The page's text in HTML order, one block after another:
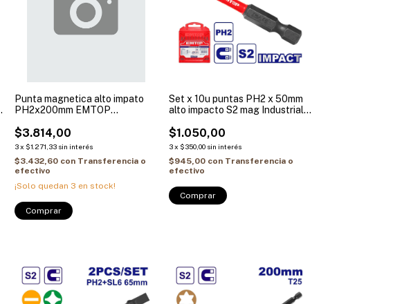
Punta magnetica alto impato
PH2x200mm EMTOP
$3.814,00
3x $1.271,33 sin interés
$3.432,60 con Transferencia o
efectivo
¡Solo quedan 3 en stock!
Set x 10u puntas PH2 x 50mm
alto impacto S2 mag Industrial
$1.050,00
3 x $350,00 sin interés
$945,00 con Transferencia o
efectivo